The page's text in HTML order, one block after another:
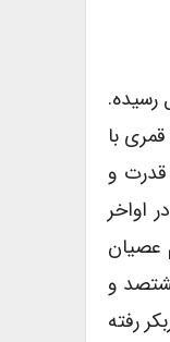
با
قدرت و
اواخر
عصیان
و
بیک (۱) حاکم دیاربکر رفته